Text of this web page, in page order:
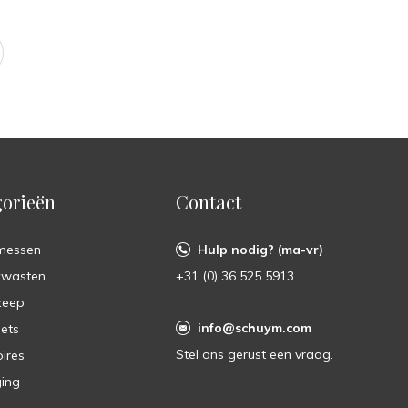
Contact
Hulp nodig? (ma-vr)
+31 (0) 36 525 5913
info@schuym.com
Stel ons gerust een vraag.